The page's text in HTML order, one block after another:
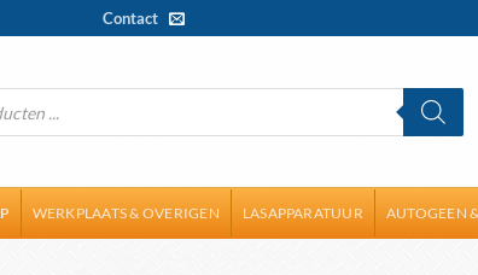
Contact
WERKPLAATS & OVERIGEN LASAPPARATUUR AUTOGEEN